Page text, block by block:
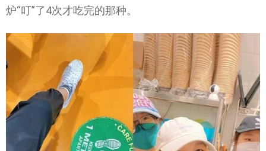
炉“叮”了4次才吃完的那种。